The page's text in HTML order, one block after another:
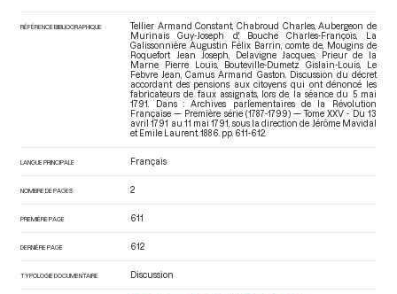
RÉFÉRENCE BIBLIOGRAPHIQUE
Tellier Armand Constant, Chabroud Charles, Aubergeon de
Murinais Guy-Joseph d', Bouche Charles-François, La
Galissonnière Augustin Félix Barrin, comte de, Mougins de
Roquefort Jean Joseph, Delavigne Jacques, Prieur de la
Marne Pierre Louis, Bouteville-Dumetz Gislain-Louis, Le
Febvre Jean, Camus Armand Gaston. Discussion du décret
accordant des pensions aux citoyens qui ont dénoncé les
fabricateurs de faux assignats, lors de la séance du 5 mai
1791. Dans : Archives parlementaires de la Révolution
Française — Première série (1787-1799) — Tome XXV - Du 13
avril 1791 au 11 mai 1791 , sous la direction de Jérôme Mavidal
et Emile Laurent. 1886. pp. 611-612.
LANGUE PRINCIPALE Français
NOMBRE DE PAGES 2
PREMIÈRE PAGE 611
DERNIÈRE PAGE 612
TYPOLOGIE DOCUMENTAIRE Discussion